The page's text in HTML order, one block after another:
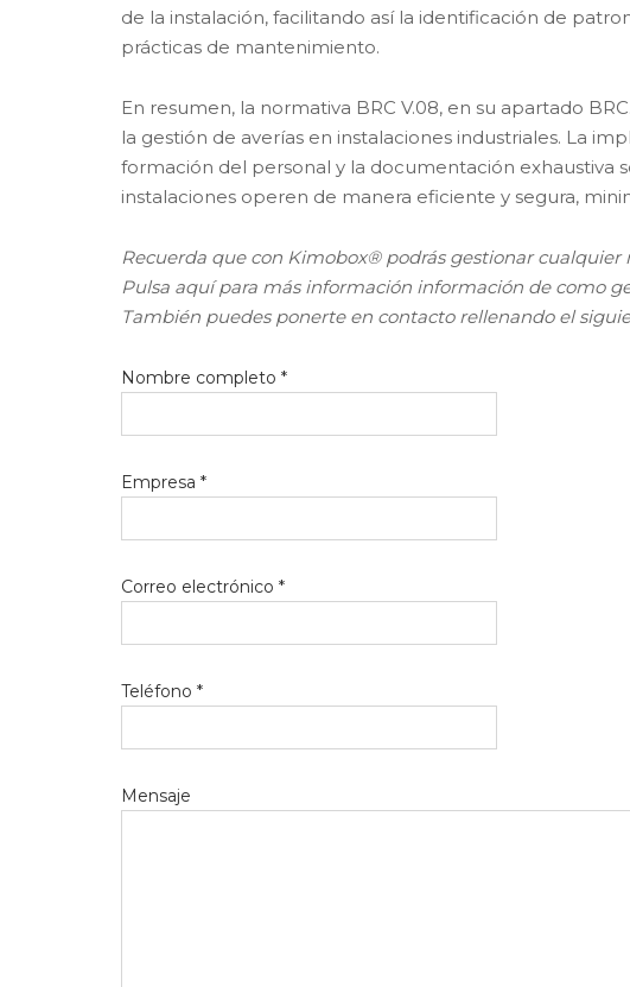
de la instalación, facilitando así la identificación de
prácticas de mantenimiento.
En resumen, la normativa BRC V.08, en su apartado
la gestión de averías en instalaciones industriales. La
formación del personal y la documentación exhaustiva
instalaciones operen de manera eficiente y segura,
Recuerda que con Kimobox® podrás gestionar
Pulsa aquí para más información información de como
También puedes ponerte en contacto rellenando el
Nombre completo *
Empresa *
Correo electrónico *
Teléfono *
Mensaje